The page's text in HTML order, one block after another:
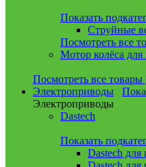
Показать
Струйные
Посмотреть все
Мотор колёса для
Посмотреть все товары
Электроприводы
Электроприводы
Dastech
Показать
Dastech